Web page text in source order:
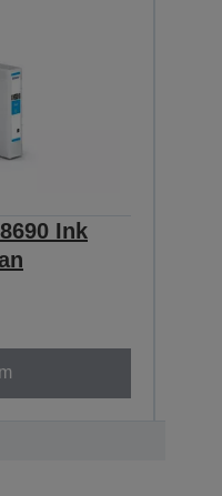
Ink